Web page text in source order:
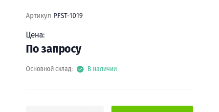
Артикул PFST-1019
Цена:
По запросу
Основной склад: В наличии